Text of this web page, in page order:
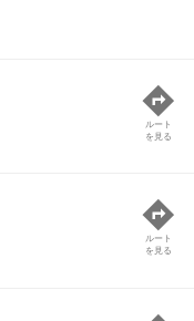
ルート
を見る
ルート
を見る